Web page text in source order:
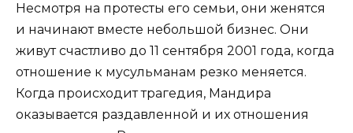
Несмотря на протесты его семьи, они женятся
и начинают вместе небольшой бизнес. Они
живут счастливо до 11 сентября 2001 года, когда
отношение к мусульманам резко меняется.
Когда происходит трагедия, Мандира
оказывается раздавленной и их отношения